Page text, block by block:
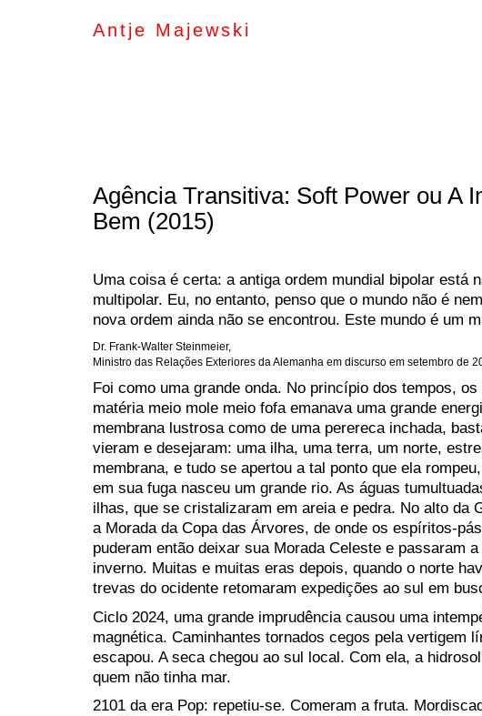
Antje Majewski
Agência Transitiva: Soft Power ou A
Bem (2015)
Uma coisa é certa: a antiga ordem mundial bipolar está
multipolar. Eu, no entanto, penso que o mundo não é
nova ordem ainda não se encontrou. Este mundo é um
Dr. Frank-Walter Steinmeier,
Ministro das Relações Exteriores da Alemanha em discurso em setembro de
Foi como uma grande onda. No princípio dos tempos,
matéria meio mole meio fofa emanava uma grande
membrana lustrosa como de uma perereca inchada,
vieram e desejaram: uma ilha, uma terra, um norte,
membrana, e tudo se apertou a tal ponto que ela
em sua fuga nasceu um grande rio. As águas
ilhas, que se cristalizaram em areia e pedra. No alto da
a Morada da Copa das Árvores, de onde os espíritos-
puderam então deixar sua Morada Celeste e passaram
inverno. Muitas e muitas eras depois, quando o norte
trevas do ocidente retomaram expedições ao sul em
Ciclo 2024, uma grande imprudência causou uma
magnética. Caminhantes tornados cegos pela vertigem
escapou. A seca chegou ao sul local. Com ela, a
quem não tinha mar.
2101 da era Pop: repetiu-se. Comeram a fruta.